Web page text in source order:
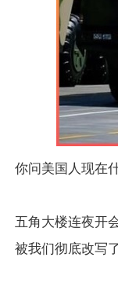
你问美国人现在
五角大楼连夜开
被我们彻底改写